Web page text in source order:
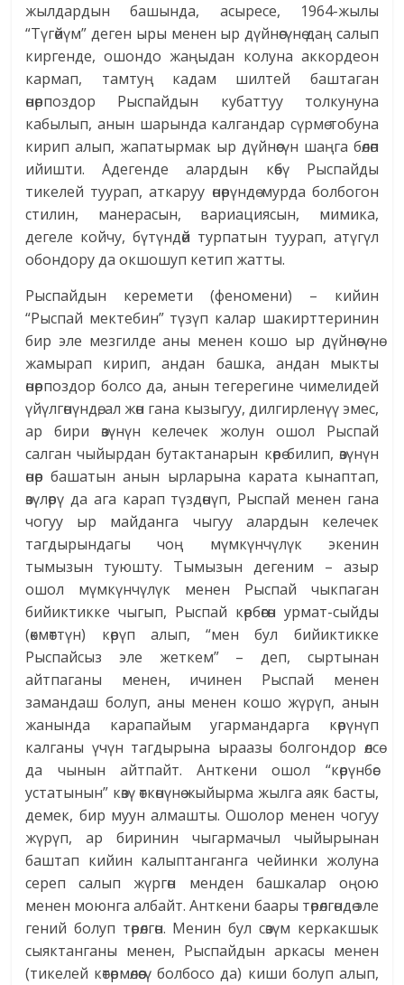
жылдардын башында, асыресе, 1964-жылы
“Түгөйүм” деген ыры менен ыр дүйнөсүнө даң салып
киргенде, ошондо жаңыдан колуна аккордеон
кармап, тамтуң кадам шилтей баштаган
өнөрпоздор Рыспайдын кубаттуу толкунуна
кабылып, анын шарында калгандар сүрмө тобуна
кирип алып, жапатырмак ыр дүйнөсүн шаңга бөлөп
ийишти. Адегенде алардын көбү Рыспайды
тикелей туурап, аткаруу өнөрүндө мурда болбогон
стилин, манерасын, вариациясын, мимика,
дегеле койчу, бүтүндөй турпатын туурап, атүгүл
обондору да окшошуп кетип жатты.
Рыспайдын керемети (феномени) – кийин
“Рыспай мектебин” түзүп калар шакирттеринин
бир эле мезгилде аны менен кошо ыр дүйнөсүнө
жамырап кирип, андан башка, андан мыкты
өнөрпоздор болсо да, анын тегерегине чимелидей
үйүлгөнүндө, ал жөн гана кызыгуу, дилгирленүү эмес,
ар бири өзүнүн келечек жолун ошол Рыспай
салган чыйырдан бутактанарын көрө билип, өзүнүн
өнөр башатын анын ырларына карата кынаптап,
өзүлөрү да ага карап түздөнүп, Рыспай менен гана
чогуу ыр майданга чыгуу алардын келечек
тагдырындагы чоң мүмкүнчүлүк экенин
тымызын туюшту. Тымызын дегеним – азыр
ошол мүмкүнчүлүк менен Рыспай чыкпаган
бийиктикке чыгып, Рыспай көрбөгөн урмат-сыйды
(өкмөттүн) көрүп алып, “мен бул бийиктикке
Рыспайсыз эле жеткем” – деп, сыртынан
айтпаганы менен, ичинен Рыспай менен
замандаш болуп, аны менен кошо жүрүп, анын
жанында карапайым угармандарга көрүнүп
калганы үчүн тагдырына ыраазы болгондор өлсө
да чынын айтпайт. Анткени ошол “көрүнбөс
устатынын” көзү өткөнүнө жыйырма жылга аяк басты,
демек, бир муун алмашты. Ошолор менен чогуу
жүрүп, ар биринин чыгармачыл чыйырынан
баштап кийин калыптанганга чейинки жолуна
сереп салып жүргөн менден башкалар оңою
менен моюнга албайт. Анткени баары төрөлгөндө эле
гений болуп төрөлгөн. Менин бул сөзүм керкакшык
сыяктанганы менен, Рыспайдын аркасы менен
(тикелей көтөрмөлөөсү болбосо да) киши болуп алып,